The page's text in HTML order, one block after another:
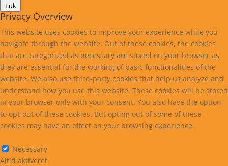
Luk
Privacy Overview
This website uses cookies to improve your experience while you
navigate through the website. Out of these cookies, the cookies
that are categorized as necessary are stored on your browser as
they are essential for the working of basic functionalities of the
website. We also use third-party cookies that help us analyze and
understand how you use this website. These cookies will be stored
in your browser only with your consent. You also have the option
to opt-out of these cookies. But opting out of some of these
cookies may have an effect on your browsing experience.
Necessary
Altid aktiveret